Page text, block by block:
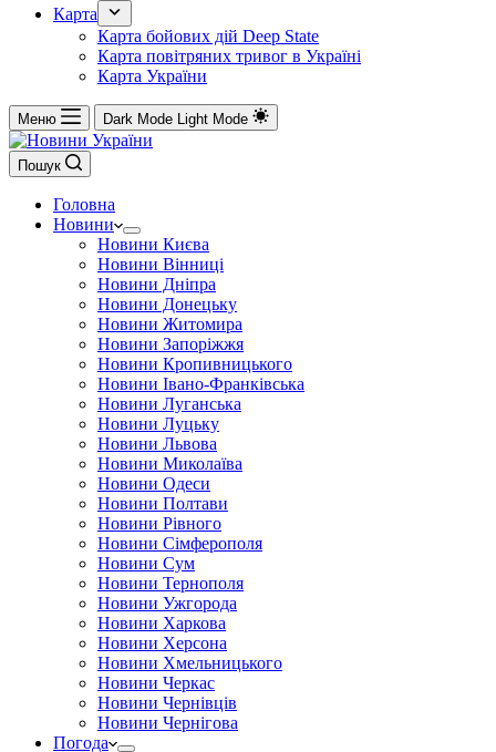
Карта
Карта бойових дій Deep State
Карта повітряних тривог в Україні
Карта України
Меню Dark Mode Light Mode
Пошук
Головна
Новини
Новини Києва
Новини Вінниці
Новини Дніпра
Новини Донецьку
Новини Житомира
Новини Запоріжжя
Новини Кропивницького
Новини Івано-Франківська
Новини Луганська
Новини Луцьку
Новини Львова
Новини Миколаїва
Новини Одеси
Новини Полтави
Новини Рівного
Новини Сімферополя
Новини Сум
Новини Тернополя
Новини Ужгорода
Новини Харкова
Новини Херсона
Новини Хмельницького
Новини Черкас
Новини Чернівців
Новини Чернігова
Погода